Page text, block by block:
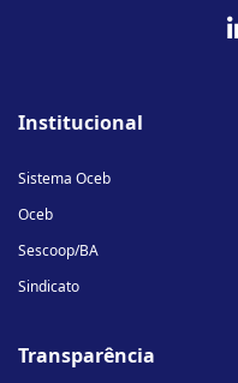
Institucional
Sistema Oceb
Oceb
Sescoop/BA
Sindicato
Transparência